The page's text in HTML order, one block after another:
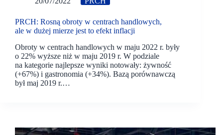
PRCH: Rosną obroty w centrach handlowych,
ale w dużej mierze jest to efekt inflacji
Obroty w centrach handlowych w maju 2022 r. były
o 22% wyższe niż w maju 2019 r. W podziale
na kategorie najlepsze wyniki notowały: żywność
(+67%) i gastronomia (+34%). Bazą porównawczą
był maj 2019 r.…